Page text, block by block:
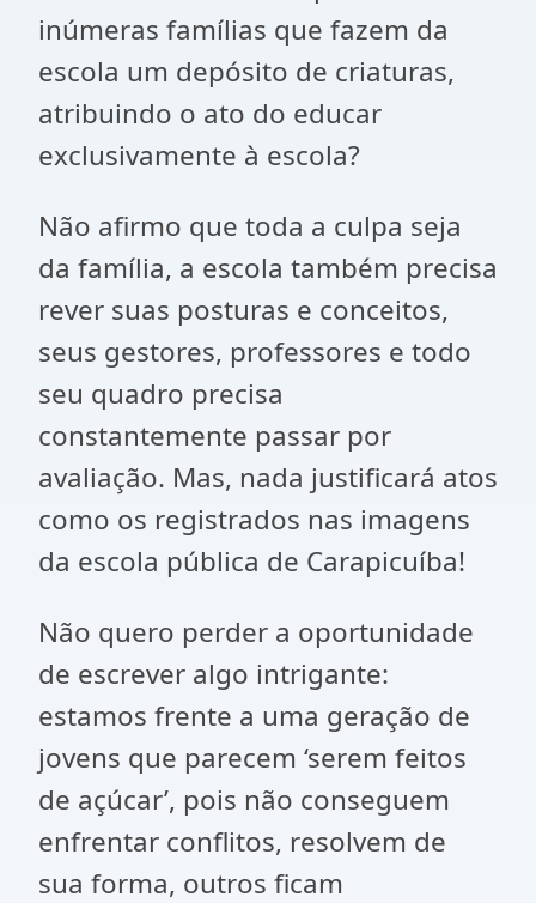
inúmeras famílias que fazem da
escola um depósito de criaturas,
atribuindo o ato do educar
exclusivamente à escola?
Não afirmo que toda a culpa seja
da família, a escola também precisa
rever suas posturas e conceitos,
seus gestores, professores e todo
seu quadro precisa
constantemente passar por
avaliação. Mas, nada justificará atos
como os registrados nas imagens
da escola pública de Carapicuíba!
Não quero perder a oportunidade
de escrever algo intrigante:
estamos frente a uma geração de
jovens que parecem ‘serem feitos
de açúcar’, pois não conseguem
enfrentar conflitos, resolvem de
sua forma, outros ficam